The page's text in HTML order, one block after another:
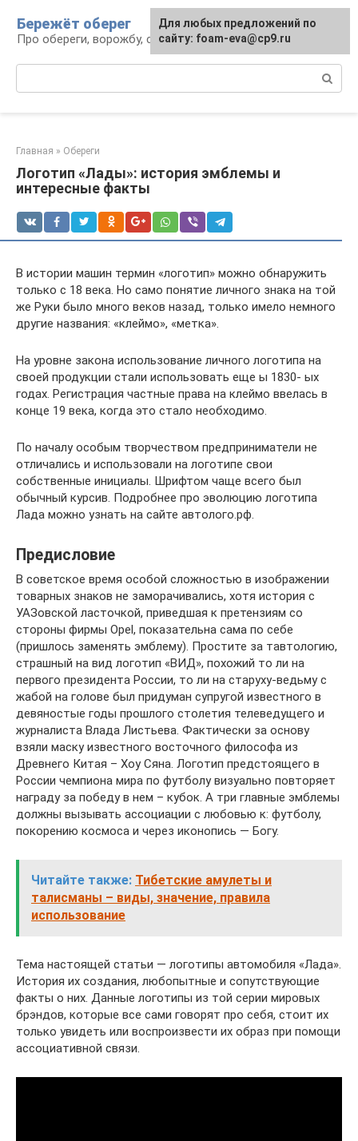
контенту
Бережёт оберег
Про обереги, ворожбу, сны и гадания
Главная » Обереги
Логотип «Лады»: история эмблемы и
интересные факты
В истории машин термин «логотип» можно обнаружить
только с 18 века. Но само понятие личного знака на той
же Руки было много веков назад, только имело немного
другие названия: «клеймо», «метка».
На уровне закона использование личного логотипа на
своей продукции стали использовать еще ы 1830- ых
годах. Регистрация частные права на клеймо ввелась в
конце 19 века, когда это стало необходимо.
По началу особым творчеством предприниматели не
отличались и использовали на логотипе свои
собственные инициалы. Шрифтом чаще всего был
обычный курсив. Подробнее про эволюцию логотипа
Лада можно узнать на сайте автолого.рф.
Предисловие
В советское время особой сложностью в изображении
товарных знаков не заморачивались, хотя история с
УАЗовской ласточкой, приведшая к претензиям со
стороны фирмы Opel, показательна сама по себе
(пришлось заменять эмблему). Простите за тавтологию,
страшный на вид логотип «ВИД», похожий то ли на
первого президента России, то ли на старуху-ведьму с
жабой на голове был придуман супругой известного в
девяностые годы прошлого столетия телеведущего и
журналиста Влада Листьева. Фактически за основу
взяли маску известного восточного философа из
Древнего Китая – Хоу Сяна. Логотип предстоящего в
России чемпиона мира по футболу визуально повторяет
награду за победу в нем – кубок. А три главные эмблемы
должны вызывать ассоциации с любовью к: футболу,
покорению космоса и через иконопись — Богу.
Читайте также: Тибетские амулеты и
талисманы – виды, значение, правила
использование
Тема настоящей статьи — логотипы автомобиля «Лада».
История их создания, любопытные и сопутствующие
факты о них. Данные логотипы из той серии мировых
брэндов, которые все сами говорят про себя, стоит их
только увидеть или воспроизвести их образ при помощи
ассоциативной связи.
Для любых предложений по
сайту: foam-eva@cp9.ru